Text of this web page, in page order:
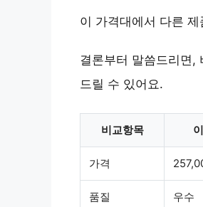
이 가격대에서 다른
결론부터 말씀드리면,
드릴 수 있어요.
비교항목
가격
품질 우수